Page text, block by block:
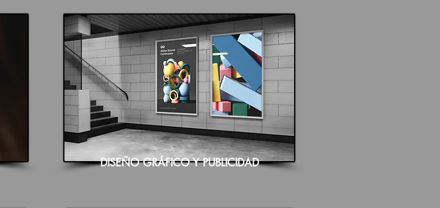
DISEÑO GRÁFICO Y PUBLICIDAD